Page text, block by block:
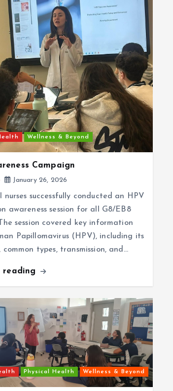
Wellness & Beyond
Campaign
January 26, 2026
nurses successfully conducted an HPV
awareness session for all G8/EB8
session covered key information
Papillomavirus (HPV), including its
types, transmission, and…
reading
Physical Health Wellness & Beyond